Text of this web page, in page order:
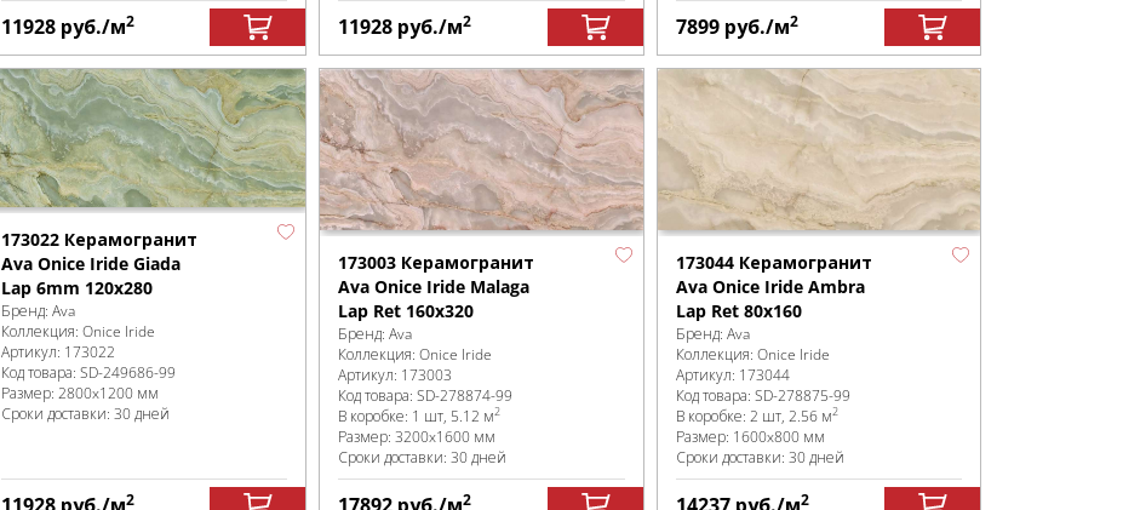
11928 руб./м2 11928 руб./м2 7899 руб./м2
173022 Керамогранит
Ava Onice Iride Giada
Lap 6mm 120х280
Бренд: Ava
Коллекция: Onice Iride
Артикул: 173022
Код товара: SD-249686-99
Размер: 2800x1200 мм
Сроки доставки: 30 дней
2
173003 Керамогранит
Ava Onice Iride Malaga
Lap Ret 160x320
Бренд:Ava
Коллекция:Onice Iride
Артикул: 173003
Код товара:SD-278874-99
В коробке: 1 шт, 5.12 м2
Размер:3200x1600 мм
Сроки доставки: 30 дней
2
173044 Керамогранит
Ava Onice Iride Ambra
Lap Ret 80x160
Бренд: Ava
Коллекция: Onice Iride
Артикул: 173044
Код товара: SD-278875-99
В коробке: 2 шт, 2.56 м2
Размер: 1600x800 мм
Сроки доставки: 30 дней
2